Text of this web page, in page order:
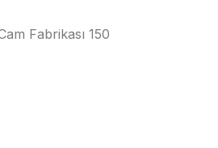
Fabrikası 150